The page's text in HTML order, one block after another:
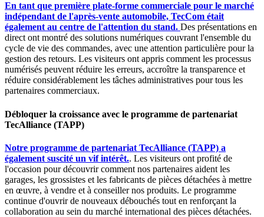
En tant que première plate-forme commerciale pour le marché
indépendant de l'après-vente automobile, TecCom était
également au centre de l'attention du stand. Des présentations en
direct ont montré des solutions numériques couvrant l'ensemble du
cycle de vie des commandes, avec une attention particulière pour la
gestion des retours. Les visiteurs ont appris comment les processus
numérisés peuvent réduire les erreurs, accroître la transparence et
réduire considérablement les tâches administratives pour tous les
partenaires commerciaux.
Débloquer la croissance avec le programme de partenariat
TecAlliance (TAPP)
Notre programme de partenariat TecAlliance (TAPP) a
également suscité un vif intérêt.. Les visiteurs ont profité de
l'occasion pour découvrir comment nos partenaires aident les
garages, les grossistes et les fabricants de pièces détachées à mettre
en œuvre, à vendre et à conseiller nos produits. Le programme
continue d'ouvrir de nouveaux débouchés tout en renforçant la
collaboration au sein du marché international des pièces détachées.